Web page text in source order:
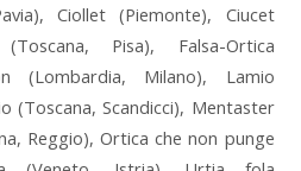
Ciollet (Piemonte), Ciucet
Pisa), Falsa-Ortica
(Lombardia, Milano), Lamio
(Toscana, Scandicci), Mentaster
Reggio), Ortica che non punge